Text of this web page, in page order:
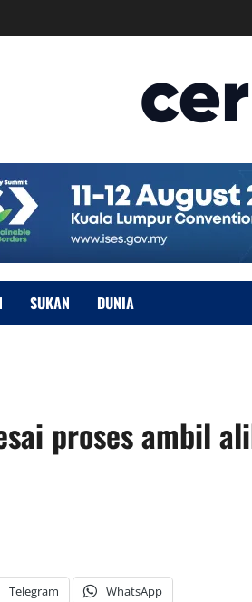
SUKAN DUNIA
proses ambil
Telegram WhatsApp